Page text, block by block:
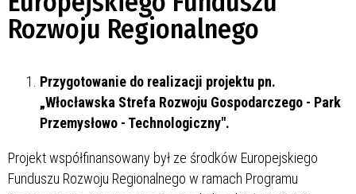
Rozwoju Regionalnego
Przygotowanie do realizacji projektu pn.
„Włocławska Strefa Rozwoju Gospodarczego - Park
Przemysłowo - Technologiczny".
Projekt współfinansowany był ze środków Europejskiego
Funduszu Rozwoju Regionalnego w ramach Programu